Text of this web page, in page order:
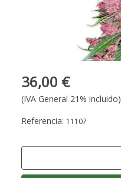
36,00 €
(IVA General 21% incluido)
Referencia: 11107